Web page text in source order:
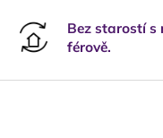
Bez starostí s
férově.